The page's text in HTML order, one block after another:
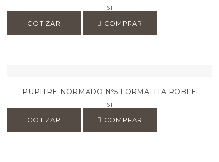
$1
COTIZAR COMPRAR
PUPITRE NORMADO Nº5 FORMALITA ROBLE
$1
COTIZAR COMPRAR